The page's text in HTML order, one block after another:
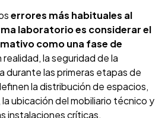
errores más habituales al
laboratorio es considerar el
como una fase de
realidad, la seguridad de la
durante las primeras etapas de
la distribución de espacios,
ubicación del mobiliario técnico y
instalaciones críticas.